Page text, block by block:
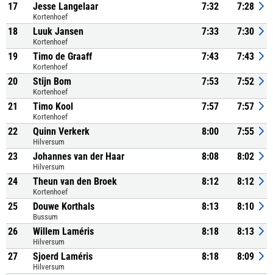
17 Jesse Langelaar
Kortenhoef
7:32 7:28
18 Luuk Jansen
Kortenhoef
7:33 7:30
19 Timo de Graaff
Kortenhoef
7:43 7:43
20 Stijn Bom
Kortenhoef
7:53 7:52
21 Timo Kool
Kortenhoef
7:57 7:57
22 Quinn Verkerk
Hilversum
8:00 7:55
23 Johannes van der Haar
Hilversum
8:08 8:02
24 Theun van den Broek
Kortenhoef
8:12 8:12
25 Douwe Korthals
Bussum
8:13 8:10
26 Willem Laméris
Hilversum
8:18 8:13
27 Sjoerd Laméris
Hilversum
8:18 8:09